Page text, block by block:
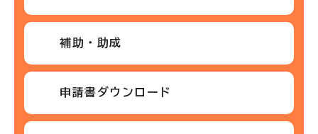
補助・助成
申請書ダウンロード